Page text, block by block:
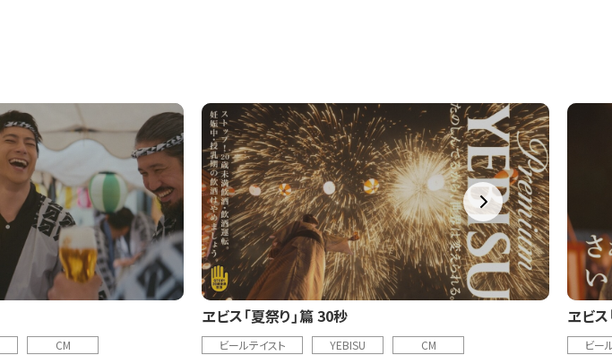
CM
ヱビス「夏祭り」篇 30秒
ビールテイスト YEBISU CM
ヱビス
ビー